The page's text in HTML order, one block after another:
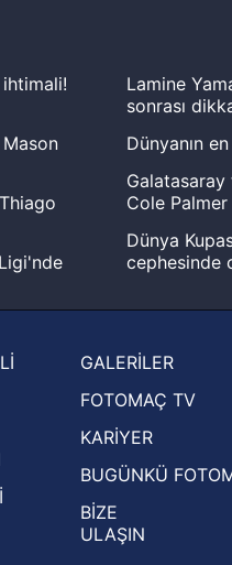
ihtimali!
3. Ön
belli oldu!
Lamine
sonrası
Dünyanın
Cole
Dünya
cephesinde
Hernan
oldu
GALERİLER
FOTOMAÇ TV
KARİYER
BUGÜNKÜ
BİZE
ULAŞIN